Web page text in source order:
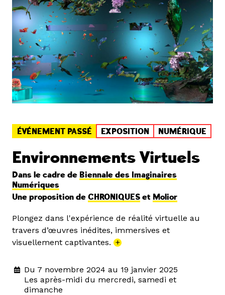
ÉVÉNEMENT PASSÉ EXPOSITION NUMÉRIQUE
Environnements Virtuels
Dans le cadre de Biennale des Imaginaires
Numériques
Une proposition de CHRONIQUES et Molior
Plongez dans l'expérience de réalité virtuelle au
travers d’œuvres inédites, immersives et
visuellement captivantes. +
Du 7 novembre 2024 au 19 janvier 2025
Les après-midi du mercredi, samedi et
dimanche